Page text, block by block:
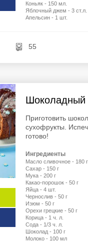
Коньяк - 150 мл.
Яблочный джем - 3 ст.л.
Апельсин - 1 шт.
55
Шоколадный
Приготовить
сухофрукты.
готово!
Ингредиенты
Масло сливочное - 180 г
Сахар - 150 г
Мука - 200 г
Какао-порошок - 50 г
Яйца - 4 шт.
Чернослив - 50 г
Изюм - 50 г
Орехи грецкие - 50 г
Корица - 1 ч. л.
Сода - 1/3 ч. л.
Шоколад - 100 г
Молоко - 100 мл